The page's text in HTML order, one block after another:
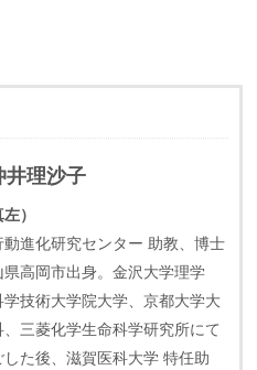
井理沙子
）
進化研究センター 助教、博士
県高岡市出身。金沢大学理学
技術大学院大学、京都大学大
三菱化学生命科学研究所にて
た後、滋賀医科大学 特任助